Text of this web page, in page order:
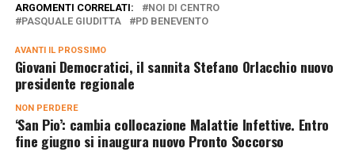
ARGOMENTI CORRELATI:
NOI DI CENTRO
PASQUALE GIUDITTA
PD BENEVENTO
AVANTI IL ​​PROSSIMO
Giovani Democratici, il sannita Stefano Orlacchio nuovo
presidente regionale
NON PERDERE
‘San Pio’: cambia collocazione Malattie Infettive. Entro
fine giugno si inaugura nuovo Pronto Soccorso